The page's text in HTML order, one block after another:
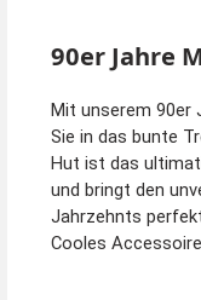
90er Jahre
Mit unserem 90er
Sie in das bunte
Hut ist das
und bringt den
Jahrzehnts
Cooles